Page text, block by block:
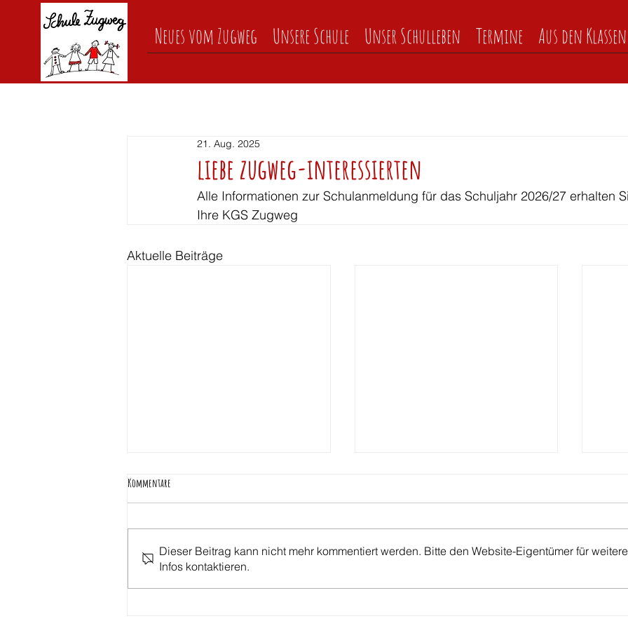
Neues vom Zugweg Unsere Schule Unser Schulleben Termine Aus den Klassen
liebe zugweg-interessierten
21. Aug. 2025
Alle Informationen zur Schulanmeldung für das Schuljahr 2026/27 erhalten
Ihre KGS Zugweg
Aktuelle Beiträge
ferienbetreuung am zugweg verabschiedung der "viertis" ein
Kommentare
Dieser Beitrag kann nicht mehr kommentiert werden. Bitte den Website-Eigentümer für weitere
Infos kontaktieren.